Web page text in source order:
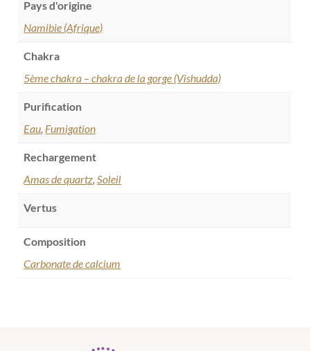
Pays d'origine
Namibie (Afrique)
Chakra
5ème chakra – chakra de la gorge (Vishudda)
Purification
Eau, Fumigation
Rechargement
Amas de quartz,Soleil
Vertus
Composition
Carbonate de calcium